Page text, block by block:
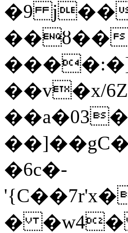
�9 j��
��ȣ��
��v�x/
�6c�-
� �w4�